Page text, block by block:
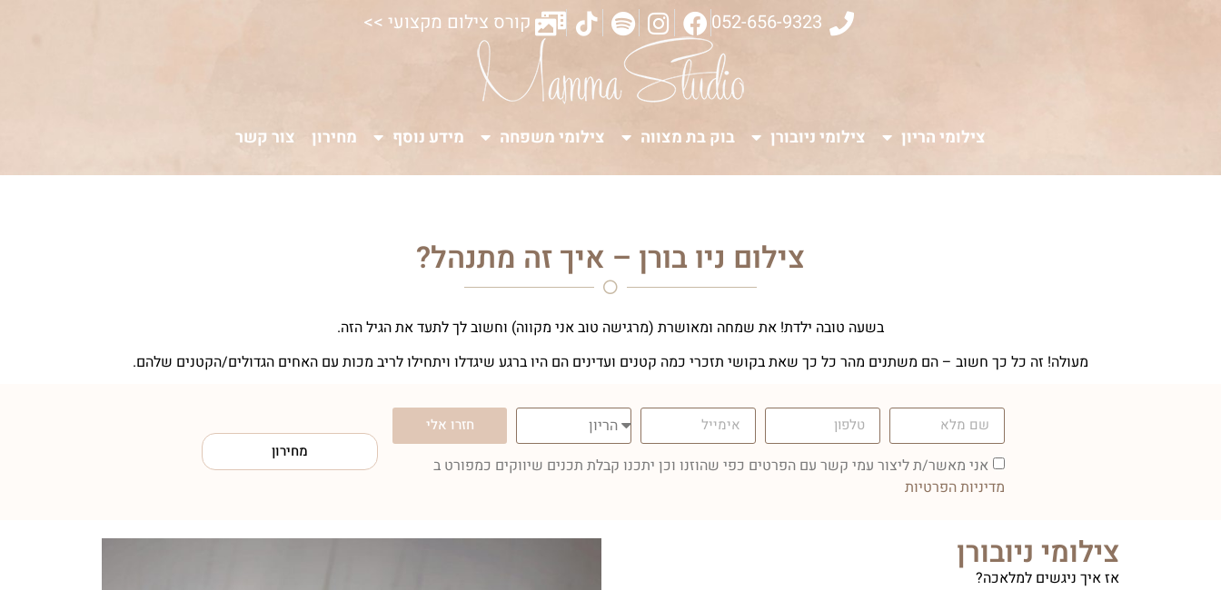
052-656-9323 קורס צילום מקצועי >>
צילומי הריון צילומי ניובורן בוק בת מצווה צילומי משפחה מידע נוסף מחירון צור קשר
צילום ניו בורן – איך זה מתנהל?
בשעה טובה ילדת! את שמחה ומאושרת (מרגישה טוב אני מקווה) וחשוב לך לתעד את הגיל הזה.
מעולה! זה כל כך חשוב – הם משתנים מהר כל כך שאת בקושי תזכרי כמה קטנים ועדינים הם היו ברגע שיגדלו ויתחילו לריב מכות עם האחים הגדולים/הקטנים שלהם.
אני מאשר/ת ליצור עמי קשר עם הפרטים כפי שהוזנו וכן יתכנו קבלת תכנים שיווקים כמפורט ב
מדיניות הפרטיות
חזרו אלי
מחירון
צילומי ניובורן
אז איך ניגשים למלאכה?